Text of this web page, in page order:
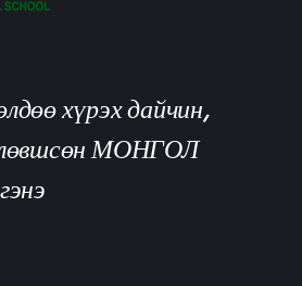
хүрэх дайчин,
МОНГОЛ